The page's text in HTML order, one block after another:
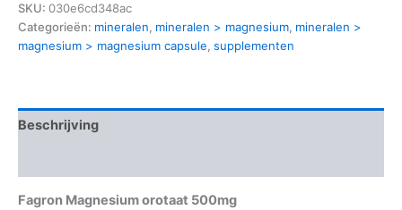
SKU: 030e6cd348ac
Categorieën: mineralen, mineralen > magnesium, mineralen >
magnesium > magnesium capsule, supplementen
Beschrijving
Fagron Magnesium orotaat 500mg